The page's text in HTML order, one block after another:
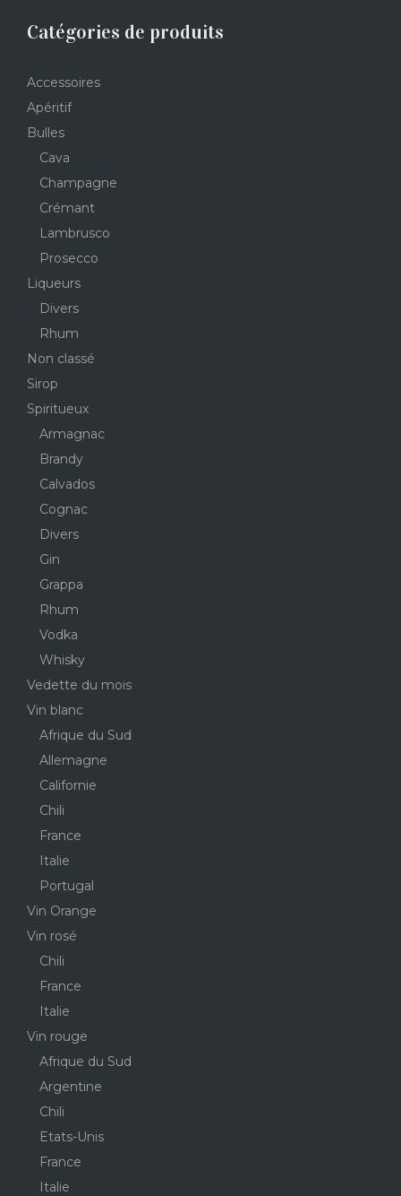
Catégories de produits
Accessoires
Apéritif
Bulles
Cava
Champagne
Crémant
Lambrusco
Prosecco
Liqueurs
Divers
Rhum
Non classé
Sirop
Spiritueux
Armagnac
Brandy
Calvados
Cognac
Divers
Gin
Grappa
Rhum
Vodka
Whisky
Vedette du mois
Vin blanc
Afrique du Sud
Allemagne
Californie
Chili
France
Italie
Portugal
Vin Orange
Vin rosé
Chili
France
Italie
Vin rouge
Afrique du Sud
Argentine
Chili
Etats-Unis
France
Italie